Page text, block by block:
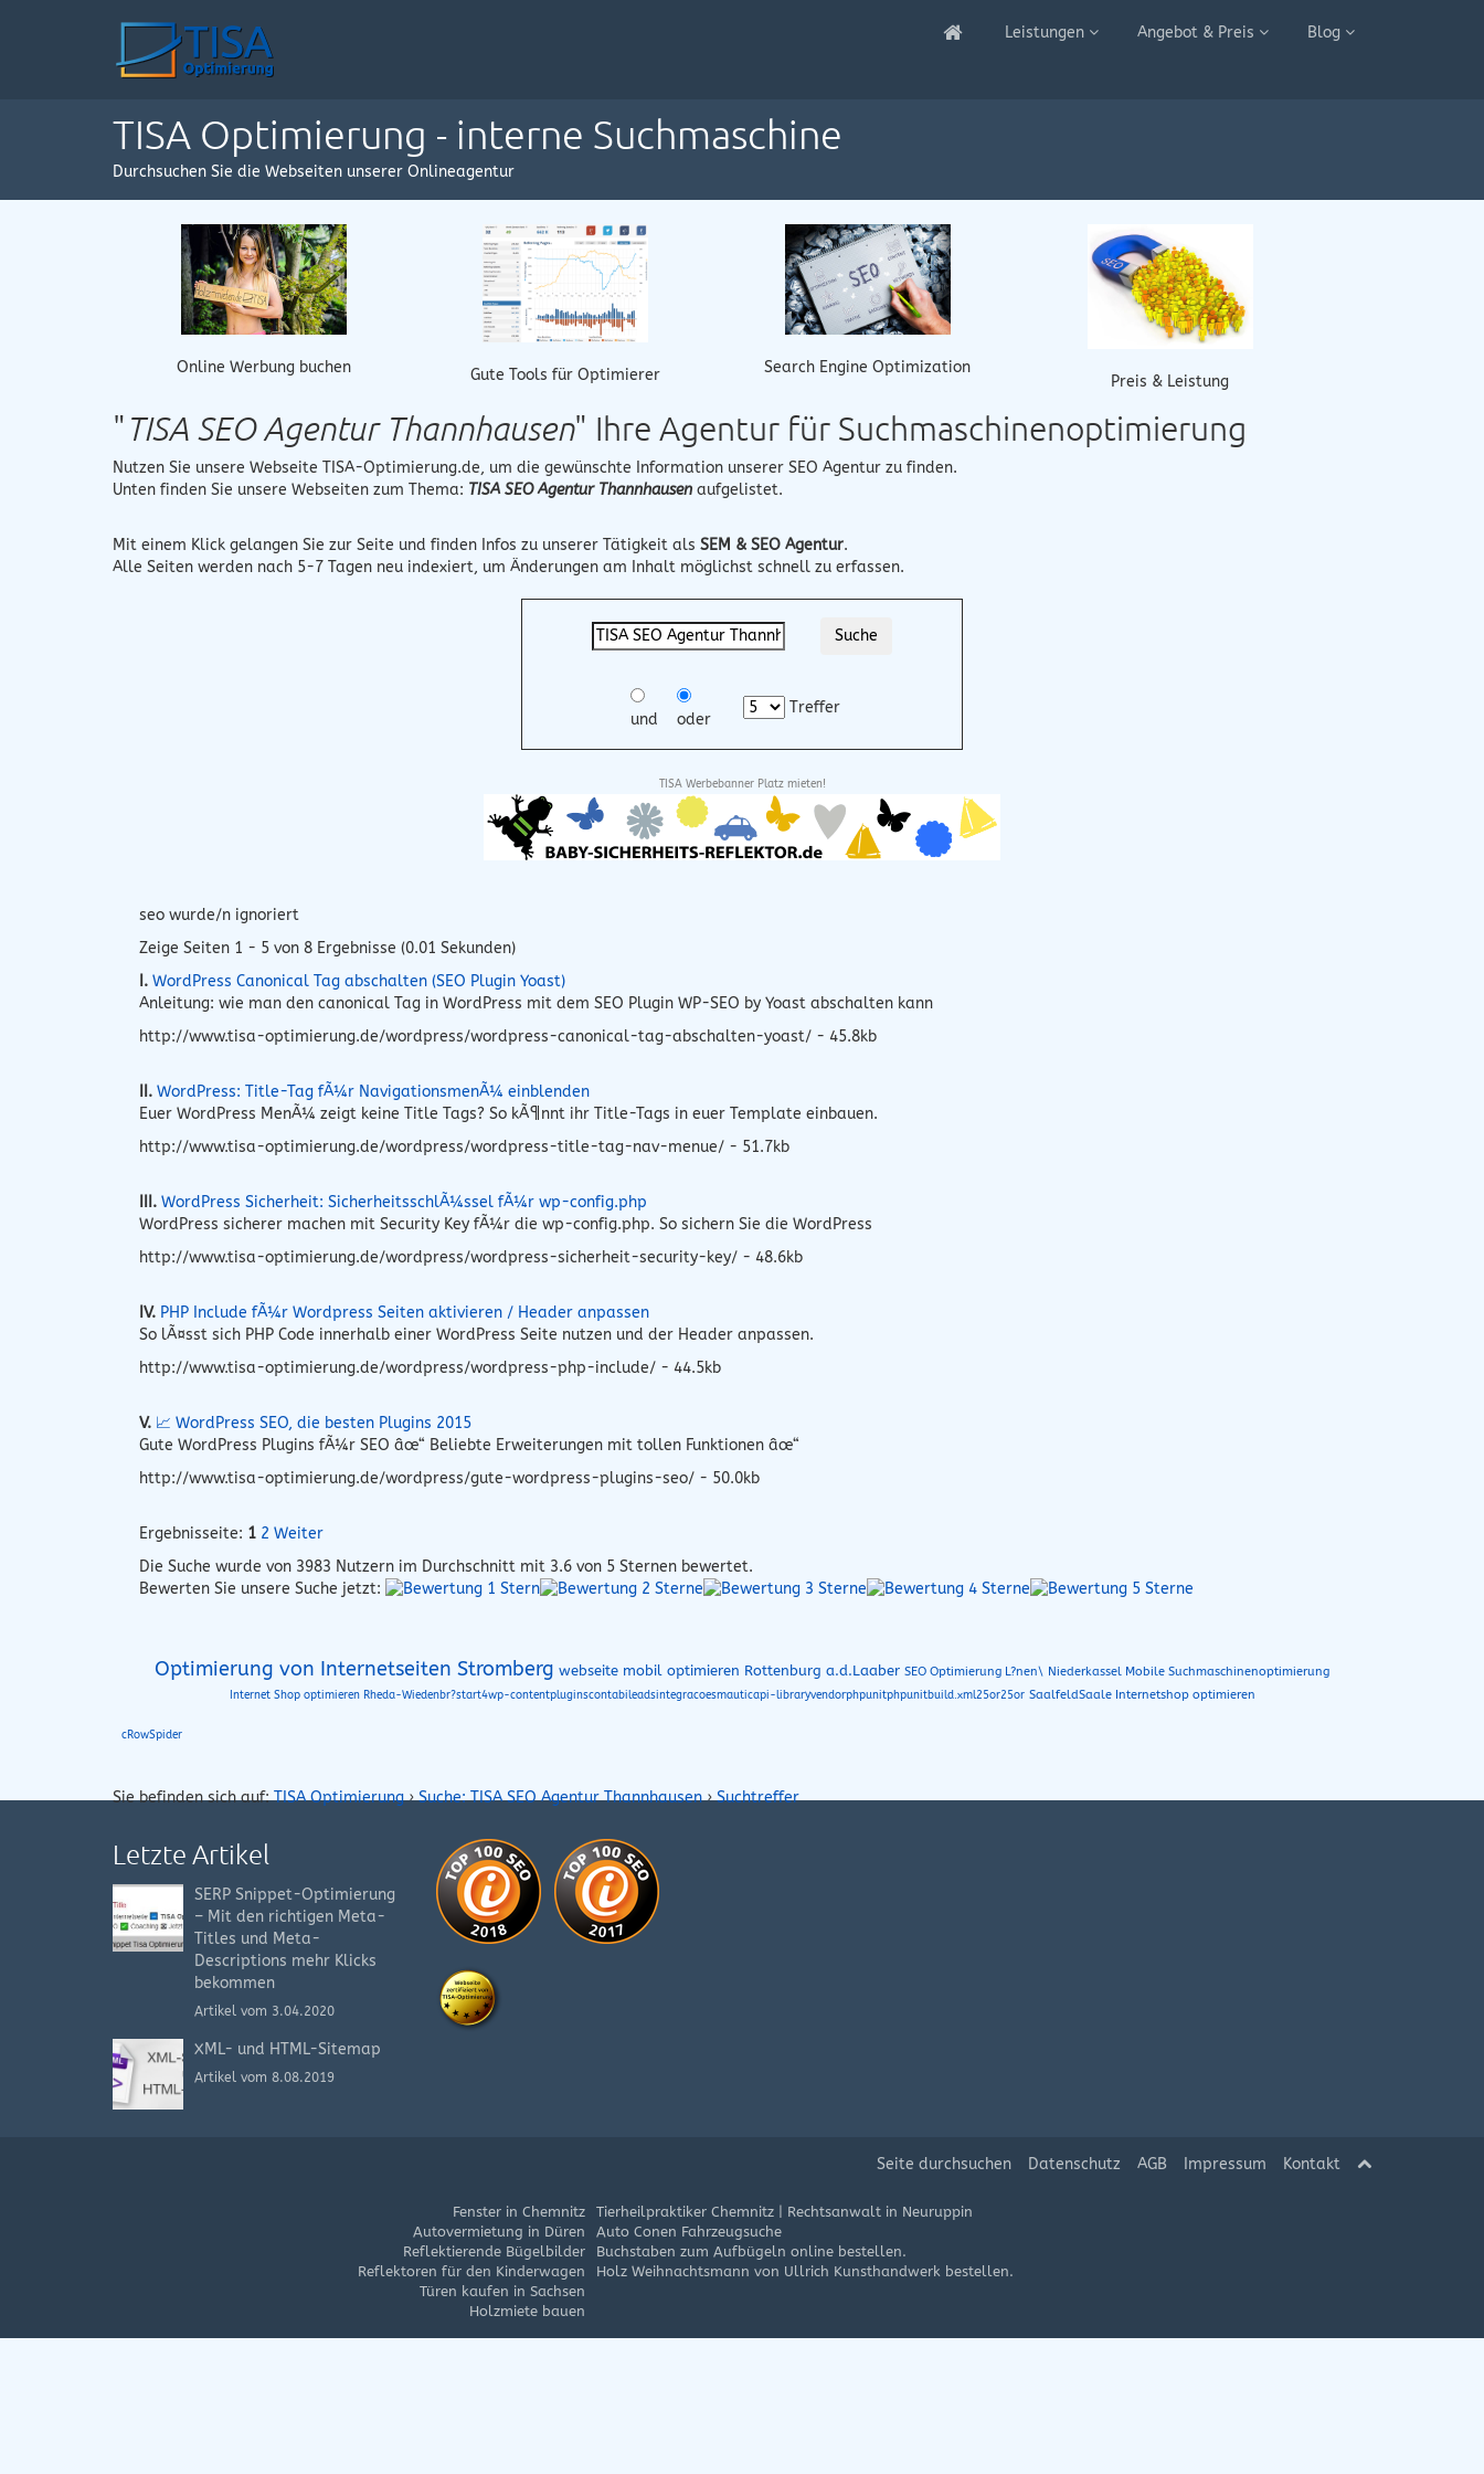
Leistungen Angebot & Preis Blog
TISA Optimierung - interne Suchmaschine
Durchsuchen Sie die Webseiten unserer Onlineagentur
Online Werbung buchen Gute Tools für Optimierer Search Engine Optimization
Preis & Leistung
"TISA SEO Agentur Thannhausen" Ihre Agentur für Suchmaschinenoptimierung
Nutzen Sie unsere Webseite TISA-Optimierung.de, um die gewünschte Information unserer SEO Agentur zu finden.
Unten finden Sie unsere Webseiten zum Thema: TISA SEO Agentur Thannhausen aufgelistet.
Mit einem Klick gelangen Sie zur Seite und finden Infos zu unserer Tätigkeit als SEM & SEO Agentur.
Alle Seiten werden nach 5-7 Tagen neu indexiert, um Änderungen am Inhalt möglichst schnell zu erfassen.
und oder
Treffer
TISA Werbebanner Platz mieten!
seo wurde/n ignoriert
Zeige Seiten 1 - 5 von 8 Ergebnisse (0.01 Sekunden)
I. WordPress Canonical Tag abschalten (SEO Plugin Yoast)
Anleitung: wie man den canonical Tag in WordPress mit dem SEO Plugin WP-SEO by Yoast abschalten kann
http://www.tisa-optimierung.de/wordpress/wordpress-canonical-tag-abschalten-yoast/ - 45.8kb
II. WordPress: Title-Tag fÃ¼r NavigationsmenÃ¼ einblenden
Euer WordPress MenÃ¼ zeigt keine Title Tags? So kÃ¶nnt ihr Title-Tags in euer Template einbauen.
http://www.tisa-optimierung.de/wordpress/wordpress-title-tag-nav-menue/ - 51.7kb
III. WordPress Sicherheit: SicherheitsschlÃ¼ssel fÃ¼r wp-config.php
WordPress sicherer machen mit Security Key fÃ¼r die wp-config.php. So sichern Sie die WordPress
http://www.tisa-optimierung.de/wordpress/wordpress-sicherheit-security-key/ - 48.6kb
IV. PHP Include fÃ¼r Wordpress Seiten aktivieren / Header anpassen
So lÃ¤sst sich PHP Code innerhalb einer WordPress Seite nutzen und der Header anpassen.
http://www.tisa-optimierung.de/wordpress/wordpress-php-include/ - 44.5kb
V. 📈 WordPress SEO, die besten Plugins 2015
Gute WordPress Plugins fÃ¼r SEO âœ“ Beliebte Erweiterungen mit tollen Funktionen âœ“
http://www.tisa-optimierung.de/wordpress/gute-wordpress-plugins-seo/ - 50.0kb
Ergebnisseite: 1 2 Weiter
Die Suche wurde von 3983 Nutzern im Durchschnitt mit 3.6 von 5 Sternen bewertet.
Bewerten Sie unsere Suche jetzt:
Optimierung von Internetseiten Stromberg webseite mobil optimieren Rottenburg a.d.Laaber SEO Optimierung L?nen\ Niederkassel Mobile Suchmaschinenoptimierung
Internet Shop optimieren Rheda-Wiedenbr?start4wp-contentpluginscontabileadsintegracoesmauticapi-libraryvendorphpunitphpunitbuild.xml25or25or SaalfeldSaale Internetshop optimieren
cRowSpider
Sie befinden sich auf:TISA Optimierung›Suche: TISA SEO Agentur Thannhausen›Suchtreffer
Letzte Artikel
SERP Snippet-Optimierung
– Mit den richtigen Meta-
Titles und Meta-
Descriptions mehr Klicks
bekommen
Artikel vom 3.04.2020
XML- und HTML-Sitemap
Artikel vom 8.08.2019
Seite durchsuchen Datenschutz AGB Impressum Kontakt
Fenster in Chemnitz
Autovermietung in Düren
Reflektierende Bügelbilder
Reflektoren für den Kinderwagen
Türen kaufen in Sachsen
Holzmiete bauen
Tierheilpraktiker Chemnitz | Rechtsanwalt in Neuruppin
Auto Conen Fahrzeugsuche
Buchstaben zum Aufbügeln online bestellen.
Holz Weihnachtsmann von Ullrich Kunsthandwerk bestellen.